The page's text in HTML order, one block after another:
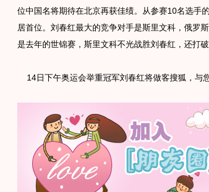
位中国名将期待在北京再获佳绩。从参赛10名选手
居首位。刘春红最大的竞争对手是斯里文科，俄罗
是去年的世锦赛，斯里文科不光战胜刘春红，还打破
14日下午奥运会举重冠军刘春红将做客搜狐，与